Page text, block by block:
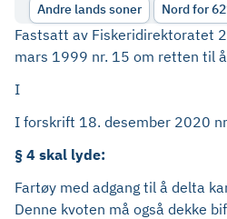
Andre lands soner
Nord for
Fastsatt av Fiskeridirektoratet
mars 1999 nr. 15 om retten til
I
I forskrift 18. desember 2020
§ 4 skal lyde:
Fartøy med adgang til å delta
Denne kvoten må også dekke